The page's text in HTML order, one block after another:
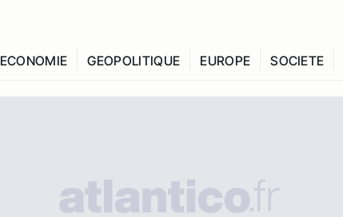
ECONOMIE GEOPOLITIQUE EUROPE SOCIETE